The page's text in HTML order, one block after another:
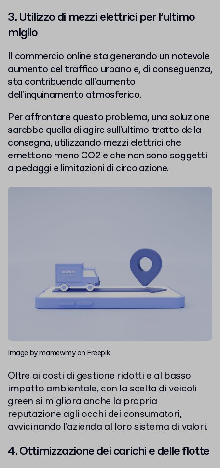
3. Utilizzo di mezzi elettrici per l’ultimo
miglio
Il commercio online sta generando un notevole
aumento del traffico urbano e, di conseguenza,
sta contribuendo all'aumento
dell'inquinamento atmosferico.
Per affrontare questo problema, una soluzione
sarebbe quella di agire sull'ultimo tratto della
consegna, utilizzando mezzi elettrici che
emettono meno CO2 e che non sono soggetti
a pedaggi e limitazioni di circolazione.
Image by mamewmyon Freepik
Oltre ai costi di gestione ridotti e al basso
impatto ambientale, con la scelta di veicoli
green si migliora anche la propria
reputazione agli occhi dei consumatori,
avvicinando l'azienda al loro sistema di valori.
4. Ottimizzazione dei carichi e delle flotte